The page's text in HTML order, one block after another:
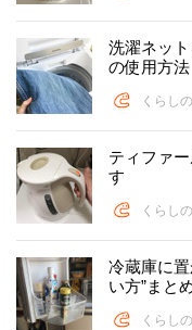
洗濯ネッ
の使用方法
くらし
ティファ
す
くらし
冷蔵庫に
い方”まと
くらし